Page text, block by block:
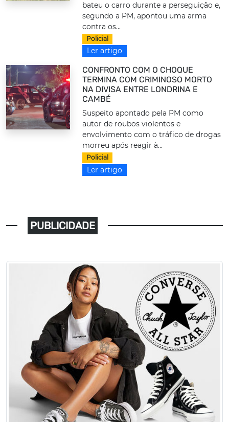
bateu o carro durante a perseguição e,
segundo a PM, apontou uma arma
contra os...
Policial
Ler artigo
CONFRONTO COM O CHOQUE
TERMINA COM CRIMINOSO MORTO
NA DIVISA ENTRE LONDRINA E
CAMBÉ
Suspeito apontado pela PM como
autor de roubos violentos e
envolvimento com o tráfico de drogas
morreu após reagir à...
Policial
Ler artigo
PUBLICIDADE